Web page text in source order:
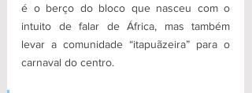
é o berço do bloco que nasceu com o
intuito de falar de África, mas também
levar a comunidade “itapuãzeira” para o
carnaval do centro.